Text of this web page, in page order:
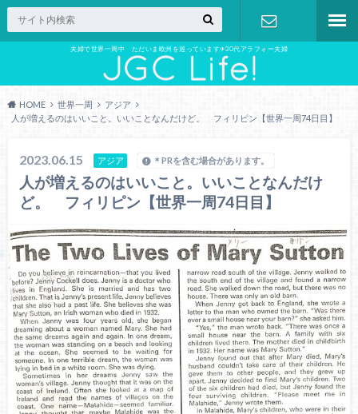
夫婦で世界一周中 ただいま欧州を巡っています✈︎30代アラフォー夫婦
お問い合わ
HOME 世界一周
アジア
人が増えるのはいいこと。いいことなんだけど。 フィリピン【世界一周74日目】
2023.06.15 アジア ＊PRを含む場合があります。
人が増えるのはいいこと。いいことなんだけ
ど。 フィリピン【世界一周74日目】